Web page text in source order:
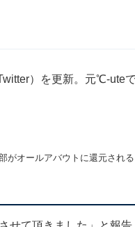
）を更新。元℃-ute
オールアバウトに還元される